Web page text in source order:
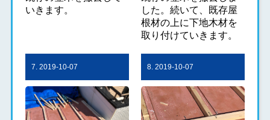
いきます。
した。続いて、既存屋
根材の上に下地木材を
取り付けていきます。
7. 2019-10-07 8. 2019-10-07